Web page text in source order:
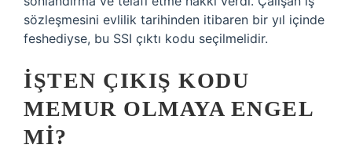
sözleşmesini evlilik tarihinden itibaren bir yıl içinde
feshediyse, bu SSI çıktı kodu seçilmelidir.
İŞTEN ÇIKIŞ KODU
MEMUR OLMAYA ENGEL
MI?